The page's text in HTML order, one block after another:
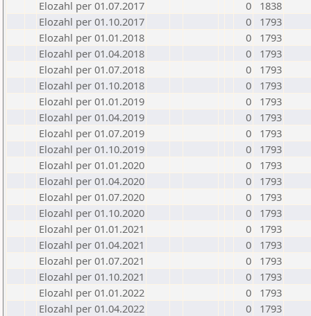
Elozahl per 01.07.2017
0
1838
Elozahl per 01.10.2017
0
1793
Elozahl per 01.01.2018
0
1793
Elozahl per 01.04.2018
0
1793
Elozahl per 01.07.2018
0
1793
Elozahl per 01.10.2018
0
1793
Elozahl per 01.01.2019
0
1793
Elozahl per 01.04.2019
0
1793
Elozahl per 01.07.2019
0
1793
Elozahl per 01.10.2019
0
1793
Elozahl per 01.01.2020
0
1793
Elozahl per 01.04.2020
0
1793
Elozahl per 01.07.2020
0
1793
Elozahl per 01.10.2020
0
1793
Elozahl per 01.01.2021
0
1793
Elozahl per 01.04.2021
0
1793
Elozahl per 01.07.2021
0
1793
Elozahl per 01.10.2021
0
1793
Elozahl per 01.01.2022
0
1793
Elozahl per 01.04.2022
0
1793